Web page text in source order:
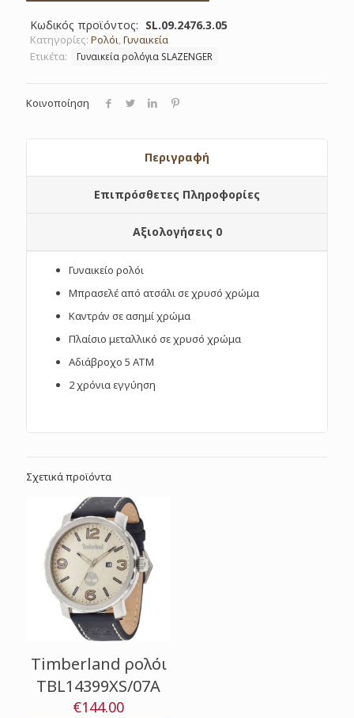
Κωδικός προϊόντος: SL.09.2476.3.05
Κατηγορίες: Ρολόι,Γυναικεία
Ετικέτα:
Γυναικεία ρολόγια SLAZENGER
Κοινοποίηση
Περιγραφή
Επιπρόσθετες Πληροφορίες
Αξιολογήσεις 0
Γυναικείο ρολόι
Μπρασελέ από ατσάλι σε χρυσό χρώμα
Καντράν σε ασημί χρώμα
Πλαίσιο μεταλλικό σε χρυσό χρώμα
Αδιάβροχο 5 ΑΤΜ
2 χρόνια εγγύηση
Σχετικά προϊόντα
Timberland ρολόι
TBL14399XS/07A
€144.00